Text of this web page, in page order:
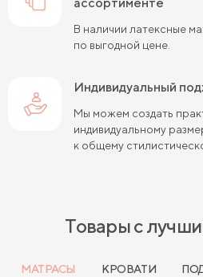
Жесткие матрасы шириной 140 см
Жесткие пружинные матрасы
Жесткие беспружинные матрасы
Мягкие беспружинные матрасы
Высокие двуспальные матрасы
В наличии латексные
по выгодной цене.
Индивидуальный
Мы можем создать
индивидуальному
к общему
Товары с
МАТРАСЫ КРОВАТИ